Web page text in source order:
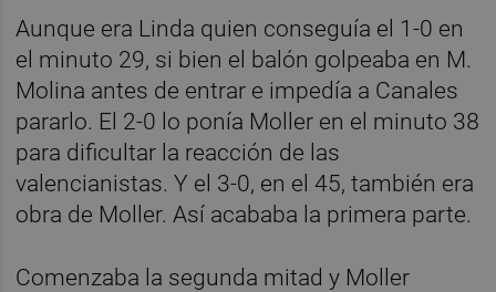
Aunque era Linda quien conseguía el 1-0 en
el minuto 29, si bien el balón golpeaba en M.
Molina antes de entrar e impedía a Canales
pararlo. El 2-0 lo ponía Moller en el minuto 38
para dificultar la reacción de las
valencianistas. Y el 3-0, en el 45, también era
obra de Moller. Así acababa la primera parte.
Comenzaba la segunda mitad y Moller